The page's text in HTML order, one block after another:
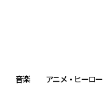
音楽 アニメ・ヒーロー